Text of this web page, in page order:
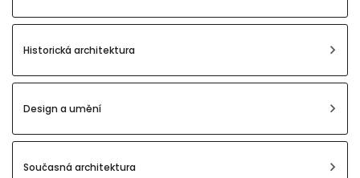
Historická architektura
Design a umění
Současná architektura